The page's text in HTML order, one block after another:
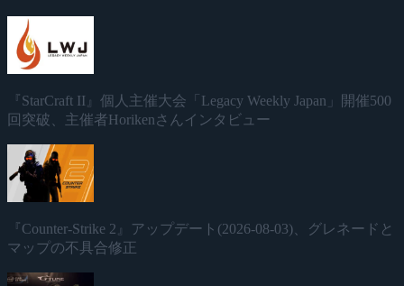
『StarCraft II』個人主催大会「Legacy Weekly Japan」開催500
回突破、主催者Horikenさんインタビュー
『Counter-Strike 2』アップデート(2026-08-03)、グレネードと
マップの不具合修正